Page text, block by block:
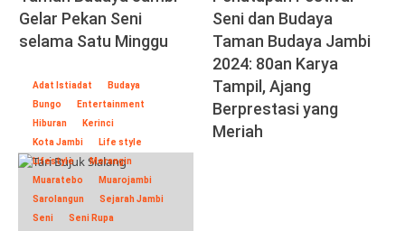
Gelar Pekan Seni
selama Satu Minggu
Seni dan Budaya
Taman Budaya Jambi
2024: 80an Karya
Tampil, Ajang
Berprestasi yang
Meriah
Adat Istiadat
Budaya
Bungo
Entertainment
Hiburan
Kerinci
Kota Jambi
Life style
Lifestyle
Merangin
Muaratebo
Muarojambi
Sarolangun
Sejarah Jambi
Seni
Seni Rupa